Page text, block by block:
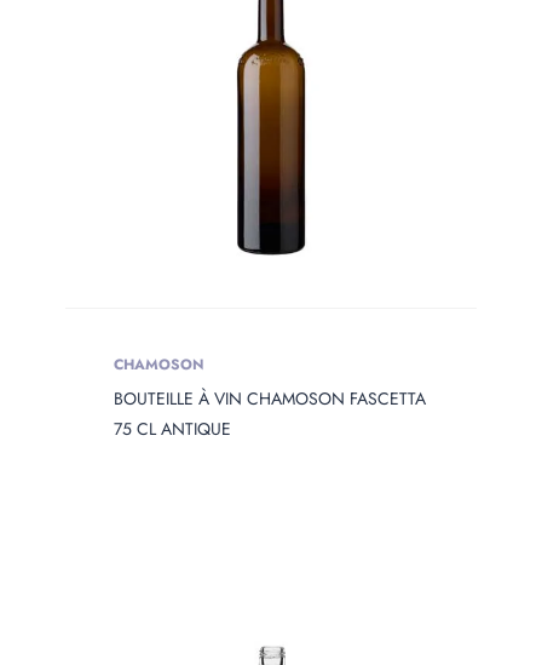
CHAMOSON
BOUTEILLE À VIN CHAMOSON FASCETTA
75 CL ANTIQUE